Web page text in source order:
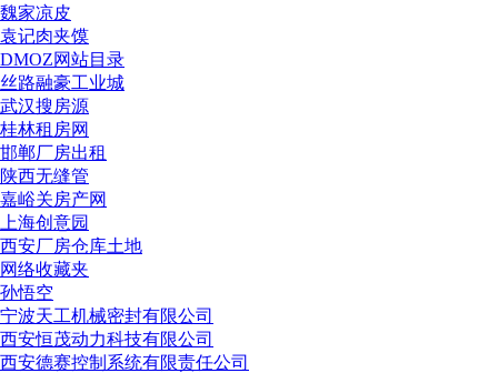
魏家凉皮
袁记肉夹馍
DMOZ网站目录
丝路融豪工业城
武汉搜房源
桂林租房网
邯郸厂房出租
陕西无缝管
嘉峪关房产网
上海创意园
西安厂房仓库土地
网络收藏夹
孙悟空
宁波天工机械密封有限公司
西安恒茂动力科技有限公司
西安德赛控制系统有限责任公司